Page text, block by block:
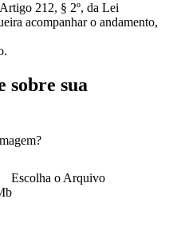
212, § 2º, da Lei
acompanhar o andamento,
sobre sua
Escolha o Arquivo